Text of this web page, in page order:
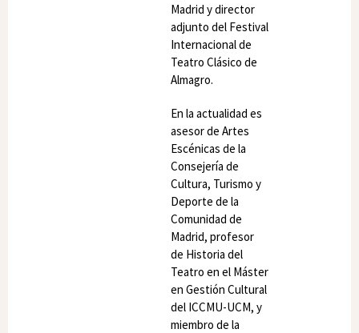
Madrid y director
adjunto del Festival
Internacional de
Teatro Clásico de
Almagro.
En la actualidad es
asesor de Artes
Escénicas de la
Consejería de
Cultura, Turismo y
Deporte de la
Comunidad de
Madrid, profesor
de Historia del
Teatro en el Máster
en Gestión Cultural
del ICCMU-UCM, y
miembro de la